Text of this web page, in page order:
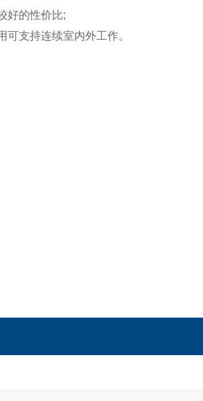
的性价比;
支持连续室内外工作。